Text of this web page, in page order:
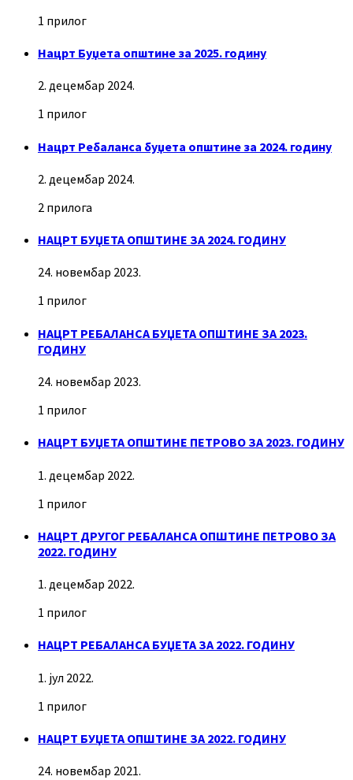
1 прилог
Нацрт Буџета општине за 2025. годину
2. децембар 2024.
1 прилог
Нацрт Ребаланса буџета општине за 2024. годину
2. децембар 2024.
2 прилога
НАЦРТ БУЏЕТА ОПШТИНЕ ЗА 2024. ГОДИНУ
24. новембар 2023.
1 прилог
НАЦРТ РЕБАЛАНСА БУЏЕТА ОПШТИНЕ ЗА 2023.
ГОДИНУ
24. новембар 2023.
1 прилог
НАЦРТ БУЏЕТА ОПШТИНЕ ПЕТРОВО ЗА 2023. ГОДИНУ
1. децембар 2022.
1 прилог
НАЦРТ ДРУГОГ РЕБАЛАНСА ОПШТИНЕ ПЕТРОВО ЗА
2022. ГОДИНУ
1. децембар 2022.
1 прилог
НАЦРТ РЕБАЛАНСА БУЏЕТА ЗА 2022. ГОДИНУ
1. јул 2022.
1 прилог
НАЦРТ БУЏЕТА ОПШТИНЕ ЗА 2022. ГОДИНУ
24. новембар 2021.